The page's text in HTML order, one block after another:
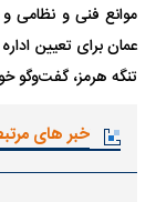
عمان برای تعیین
تنگه هرمز، گفت‌وگو
خبر های
بازی‌های لیگ برتر
برگزار می‌شود